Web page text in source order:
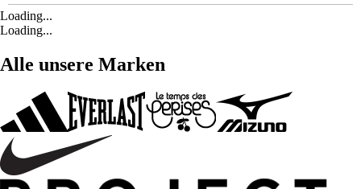
Loading...
Loading...
Alle unsere Marken